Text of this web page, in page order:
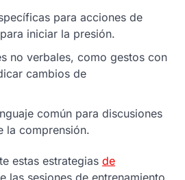
para acciones de
iniciar la presión.
no verbales, como gestos con
cambios de
común para discusiones
la comprensión.
estas estrategias de